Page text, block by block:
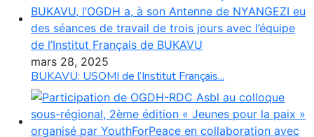
mars 28, 2025
BUKAVU: USOMI de l’Institut Français...